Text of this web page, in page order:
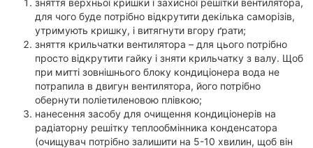
зняття верхньої кришки і захисної решітки вентилятора,
для чого буде потрібно відкрутити декілька саморізів,
утримують кришку, і витягнути вгору ґрати;
зняття крильчатки вентилятора – для цього потрібно
просто відкрутити гайку і зняти крильчатку з валу. Щоб
при митті зовнішнього блоку кондиціонера вода не
потрапила в двигун вентилятора, його потрібно
обернути поліетиленовою плівкою;
нанесення засобу для очищення кондиціонерів на
радіаторну решітку теплообмінника конденсатора
(очищувач потрібно залишити на 5-10 хвилин, щоб він